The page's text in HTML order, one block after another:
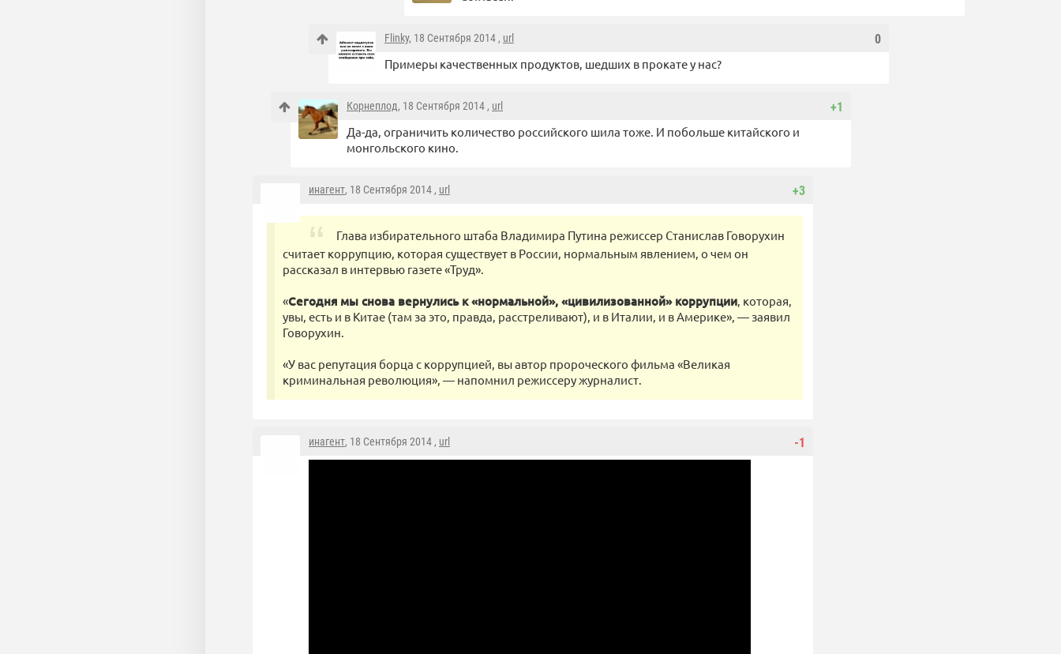
0
Flinky, 18 Сентября 2014 , url
Примеры качественных продуктов, шедших в прокате у нас?
+1
Корнеплод, 18 Сентября 2014 , url
Да-да, ограничить количество российского шила тоже. И побольше китайского и
монгольского кино.
+3
инагент, 18 Сентября 2014 , url
Глава избирательного штаба Владимира Путина режиссер Станислав Говорухин
считает коррупцию, которая существует в России, нормальным явлением, о чем он
рассказал в интервью газете «Труд».
«Сегодня мы снова вернулись к «нормальной», «цивилизованной» коррупции, которая,
увы, есть и в Китае (там за это, правда, расстреливают), и в Италии, и в Америке», — заявил
Говорухин.
«У вас репутация борца с коррупцией, вы автор пророческого фильма «Великая
криминальная революция», — напомнил режиссеру журналист.
-1
инагент, 18 Сентября 2014 , url